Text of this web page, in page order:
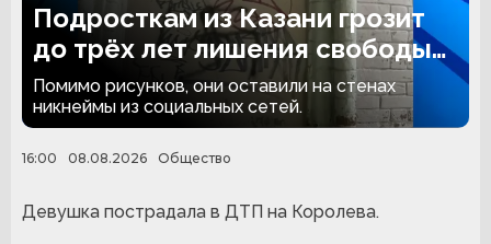
Подросткам из Казани грозит
до трёх лет лишения свободы
за граффити
Помимо рисунков, они оставили на стенах
никнеймы из социальных сетей.
16:00 08.08.2026 Общество
Девушка пострадала в ДТП на Королева.